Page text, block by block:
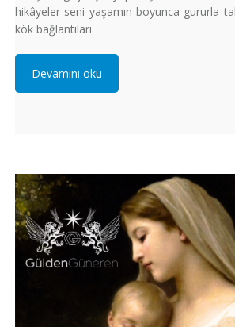
hikâyeler seni yaşamın boyunca gururla
kök bağlantıları
Devamını oku